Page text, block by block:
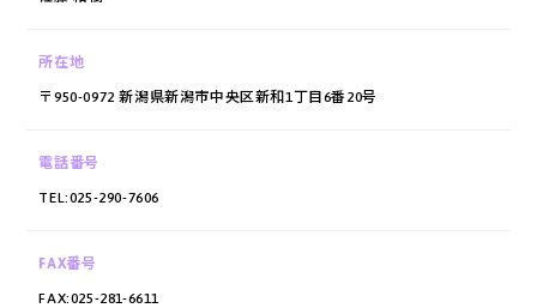
所在地
〒950-0972 新潟県新潟市中央区新和1丁目6番20号
電話番号
TEL:025-290-7606
FAX番号
FAX:025-281-6611